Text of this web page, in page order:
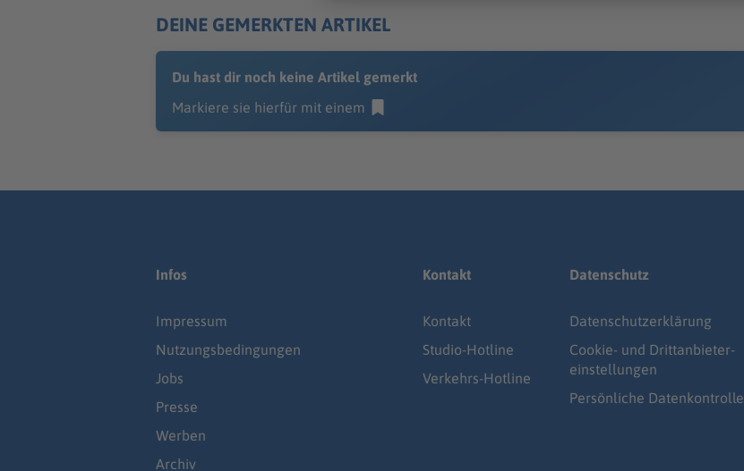
DEINE GEMERKTEN ARTIKEL
Du hast dir noch keine Artikel gemerkt
Markiere sie hierfür mit einem
Infos
Impressum
Nutzungsbedingungen
Jobs
Presse
Werben
Archiv
Kontakt
Kontakt
Studio-Hotline
Verkehrs-Hotline
Datenschutz
Datenschutz­erklärung
Cookie- und Drittanbieter-
einstellungen
Persönliche Datenkontrolle